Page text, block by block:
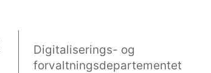
Digitaliserings- og
forvaltningsdepartementet